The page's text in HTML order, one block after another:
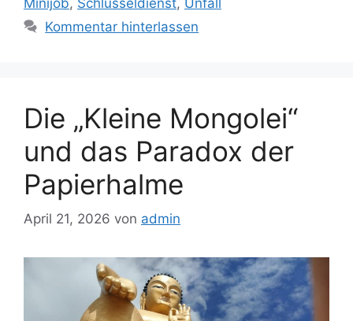
Kommentar hinterlassen
Die „Kleine Mongolei“
und das Paradox der
Papierhalme
April 21, 2026 von admin